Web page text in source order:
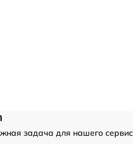
задача для нашего